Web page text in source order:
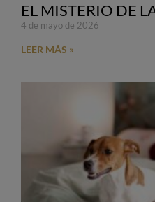
EL MISTERIO DE
4 de mayo de 2026
LEER MÁS »